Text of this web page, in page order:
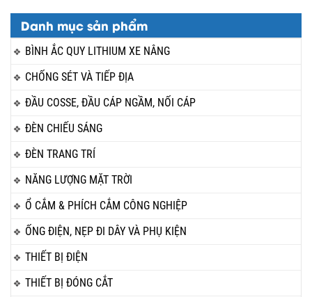
Danh mục sản phẩm
BÌNH ẮC QUY LITHIUM XE NÂNG
CHỐNG SÉT VÀ TIẾP ĐỊA
ĐẦU COSSE, ĐẦU CÁP NGẦM, NỐI CÁP
ĐÈN CHIẾU SÁNG
ĐÈN TRANG TRÍ
NĂNG LƯỢNG MẶT TRỜI
Ổ CẮM & PHÍCH CẮM CÔNG NGHIỆP
ỐNG ĐIỆN, NẸP ĐI DÂY VÀ PHỤ KIỆN
THIẾT BỊ ĐIỆN
THIẾT BỊ ĐÓNG CẮT